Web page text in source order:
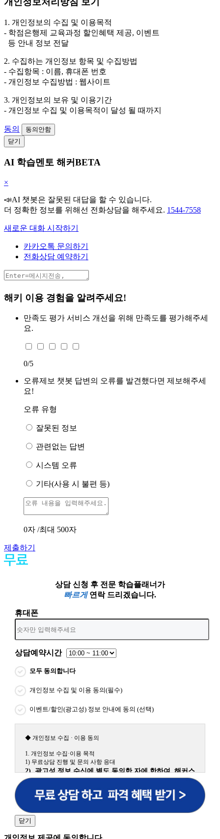
1. 개인정보의 수집 및 이용목적
- 학점은행제 교육과정 할인혜택 제공, 이벤트
등 안내 정보 전달
2. 수집하는 개인정보 항목 및 수집방법
- 수집항목 : 이름, 휴대폰 번호
- 개인정보 수집방법 : 웹사이트
3. 개인정보의 보유 및 이용기간
- 개인정보 수집 및 이용목적이 달성 될 때까지
동의
동의안함
닫기
AI 학습멘토 해커BETA
×
📣AI 챗봇은 잘못된 대답을 할 수 있습니다.
더 정확한 정보를 위해선 전화상담을 해주세요. 1544-7558
새로운 대화 시작하기
카카오톡 문의하기
전화상담 예약하기
해키 이용 경험을 알려주세요!
만족도 평가 서비스 개선을 위해 만족도를 평가해주세
요.
0/5
오류제보 챗봇 답변의 오류를 발견했다면 제보해주세
요!
오류 유형
잘못된 정보
관련없는 답변
시스템 오류
기타(사용 시 불편 등)
0자 /최대 500자
제출하기
상담 신청 후 전문 학습플래너가
빠르게연락 드리겠습니다.
휴대폰
상담예약시간
모두 동의합니다
개인정보 수집 및 이용 동의(필수)
이벤트/할인(광고성) 정보 안내에 동의 (선택)
◆ 개인정보 수집 · 이용 동의
1. 개인정보 수집·이용 목적
1) 무료상담 진행 및 문의 사항 응대
2) 광고성 정보 수신에 별도 동의한 자에 한하여 해커스
원격평생교육원을 비롯한 해커스 교육그룹의 새로운 서
비스 신상품이나 이벤트, 최신 정보 안내 등 신청자의 취
향에 맞는 최적의 서비스를 제공하기 위함.
어, 해커스일본어, 해커스잡, 해커스금융, 해커스임용, 해커스공무
원, 해커스경찰, 해커스소방, 해커스공인중개사, 해커스주택관리
사, 해커스편입 등)
닫기